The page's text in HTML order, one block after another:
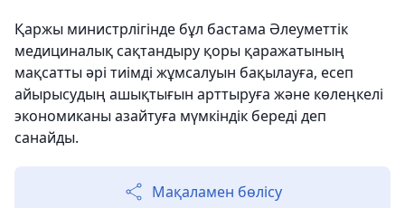
Қаржы министрлігінде бұл бастама Әлеуметтік
медициналық сақтандыру қоры қаражатының
мақсатты әрі тиімді жұмсалуын бақылауға, есеп
айырысудың ашықтығын арттыруға және көлеңкелі
экономиканы азайтуға мүмкіндік береді деп
санайды.
Мақаламен бөлісу